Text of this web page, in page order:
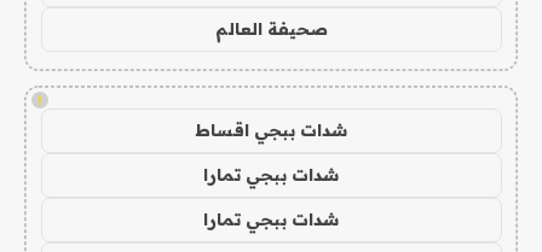
صحيفة العالم
!
شدات ببجي اقساط
شدات ببجي تمارا
شدات ببجي تمارا